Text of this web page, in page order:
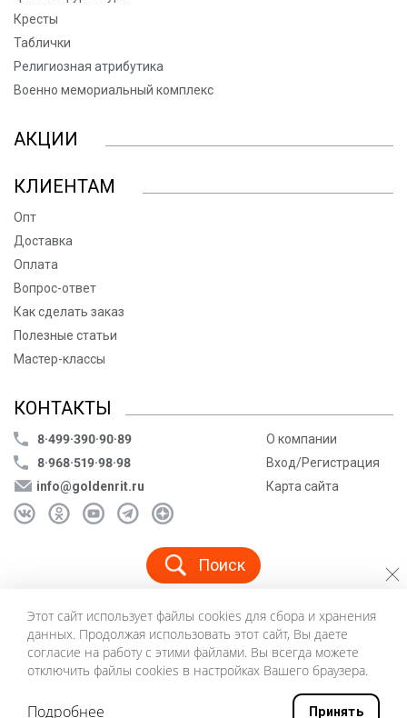
Кресты
Таблички
Религиозная атрибутика
Военно мемориальный комплекс
АКЦИИ
КЛИЕНТАМ
Опт
Доставка
Оплата
Вопрос-ответ
Как сделать заказ
Полезные статьи
Мастер-классы
КОНТАКТЫ
8·499·390·90·89
8·968·519·98·98
info@goldenrit.ru
О компании
Вход/Регистрация
Карта сайта
Поиск
© ООО «Голденрит», 2005-2026
Политика конфиденциальности
Этот сайт использует файлы cookies для сбора и хранения
данных. Продолжая использовать этот сайт, Вы даете
согласие на работу с этими файлами. Вы всегда можете
отключить файлы cookies в настройках Вашего браузера.
Подробнее Принять